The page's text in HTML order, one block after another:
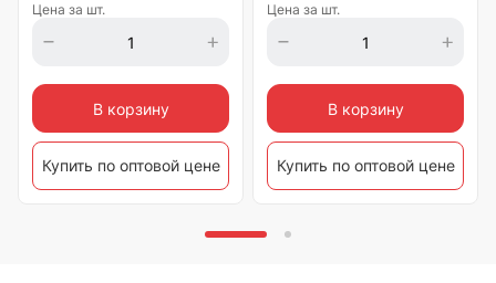
Цена за шт.
В корзину
Купить по оптовой цене
Цена за шт.
В корзину
Купить по оптовой цене